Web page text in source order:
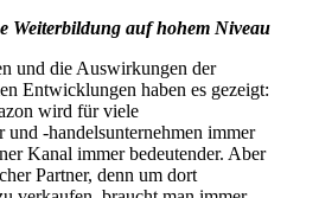
Weiterbildung auf hohem Niveau
und die Auswirkungen der
Entwicklungen haben es gezeigt:
wird für viele
und -handelsunternehmen immer
Kanal immer bedeutender. Aber
Partner, denn um dort